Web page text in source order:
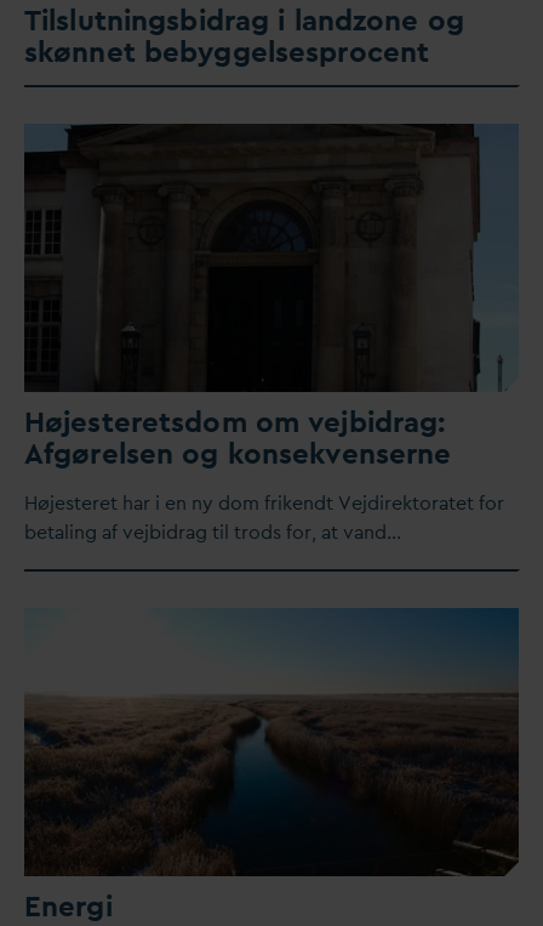
Tilslutningsbidrag i landzone og
skønnet bebyggelsesprocent
Højesteretsdom om vejbidrag:
Afgørelsen og konsekvenserne
Højesteret har i en ny dom frikendt Vejdirektoratet for
betaling af vejbidrag til trods for, at vand…
Energi